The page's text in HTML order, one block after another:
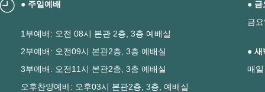
● 주일예배
1부예배: 오전 08시 본관 2층, 3층 예배실
2부예배: 오전09시 본관2층, 3층 예배실
3부예배: 오전11시 본관2층, 3층 예배실
오후찬양예배: 오후03시 본관2층, 3층, 예배실
● 금
금
● 새
매